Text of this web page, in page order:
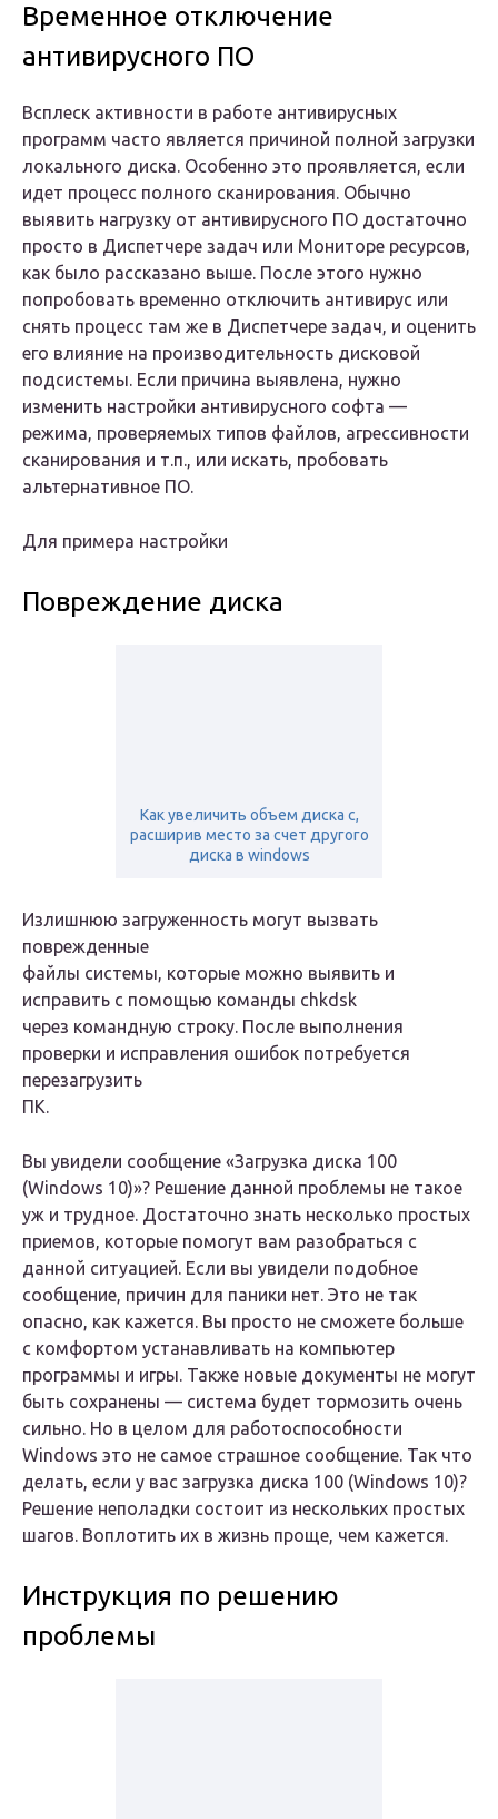
Временное отключение
антивирусного ПО
Всплеск активности в работе антивирусных
программ часто является причиной полной загрузки
локального диска. Особенно это проявляется, если
идет процесс полного сканирования. Обычно
выявить нагрузку от антивирусного ПО достаточно
просто в Диспетчере задач или Мониторе ресурсов,
как было рассказано выше. После этого нужно
попробовать временно отключить антивирус или
снять процесс там же в Диспетчере задач, и оценить
его влияние на производительность дисковой
подсистемы. Если причина выявлена, нужно
изменить настройки антивирусного софта —
режима, проверяемых типов файлов, агрессивности
сканирования и т.п., или искать, пробовать
альтернативное ПО.
Для примера настройки
Повреждение диска
Как увеличить объем диска с,
расширив место за счет другого
диска в windows
Излишнюю загруженность могут вызвать
поврежденные
файлы системы, которые можно выявить и
исправить с помощью команды chkdsk
через командную строку. После выполнения
проверки и исправления ошибок потребуется
перезагрузить
ПК.
Вы увидели сообщение «Загрузка диска 100
(Windows 10)»? Решение данной проблемы не такое
уж и трудное. Достаточно знать несколько простых
приемов, которые помогут вам разобраться с
данной ситуацией. Если вы увидели подобное
сообщение, причин для паники нет. Это не так
опасно, как кажется. Вы просто не сможете больше
с комфортом устанавливать на компьютер
программы и игры. Также новые документы не могут
быть сохранены — система будет тормозить очень
сильно. Но в целом для работоспособности
Windows это не самое страшное сообщение. Так что
делать, если у вас загрузка диска 100 (Windows 10)?
Решение неполадки состоит из нескольких простых
шагов. Воплотить их в жизнь проще, чем кажется.
Инструкция по решению
проблемы